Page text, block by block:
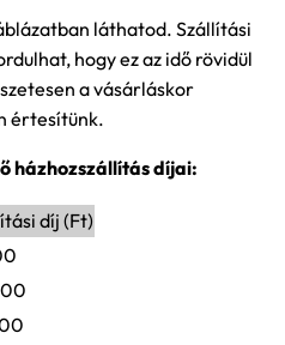
láthatod. Szállítási
hogy ez az idő rövidül
a vásárláskor
értesítünk.
házhozszállítás díjai:
díj (Ft)